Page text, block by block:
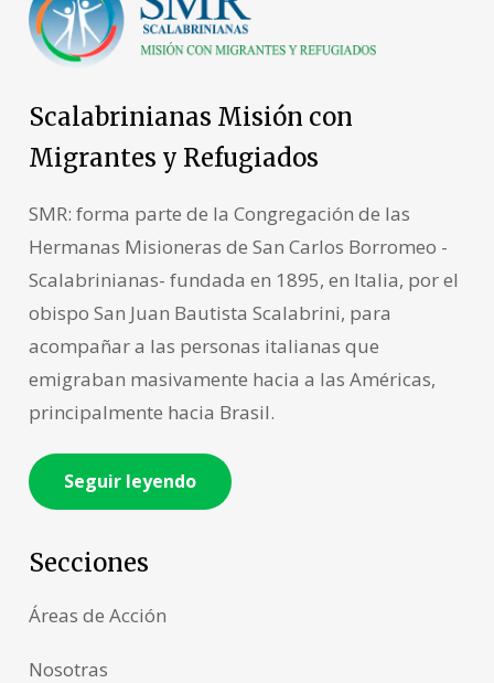
Scalabrinianas Misión con
Migrantes y Refugiados
SMR: forma parte de la Congregación de las
Hermanas Misioneras de San Carlos Borromeo -
Scalabrinianas- fundada en 1895, en Italia, por el
obispo San Juan Bautista Scalabrini, para
acompañar a las personas italianas que
emigraban masivamente hacia a las Américas,
principalmente hacia Brasil.
Seguir leyendo
Secciones
Áreas de Acción
Nosotras